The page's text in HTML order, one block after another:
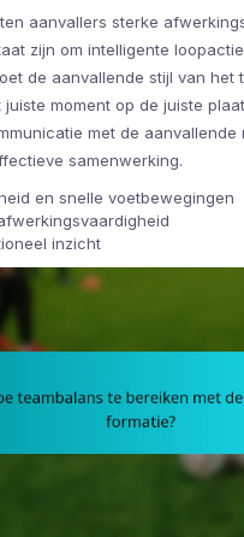
aanvallers sterke
zijn om intelligente
de aanvallende stijl van het
moment op de juiste
met de aanvallende
samenwerking.
en snelle voetbewegingen
inzicht